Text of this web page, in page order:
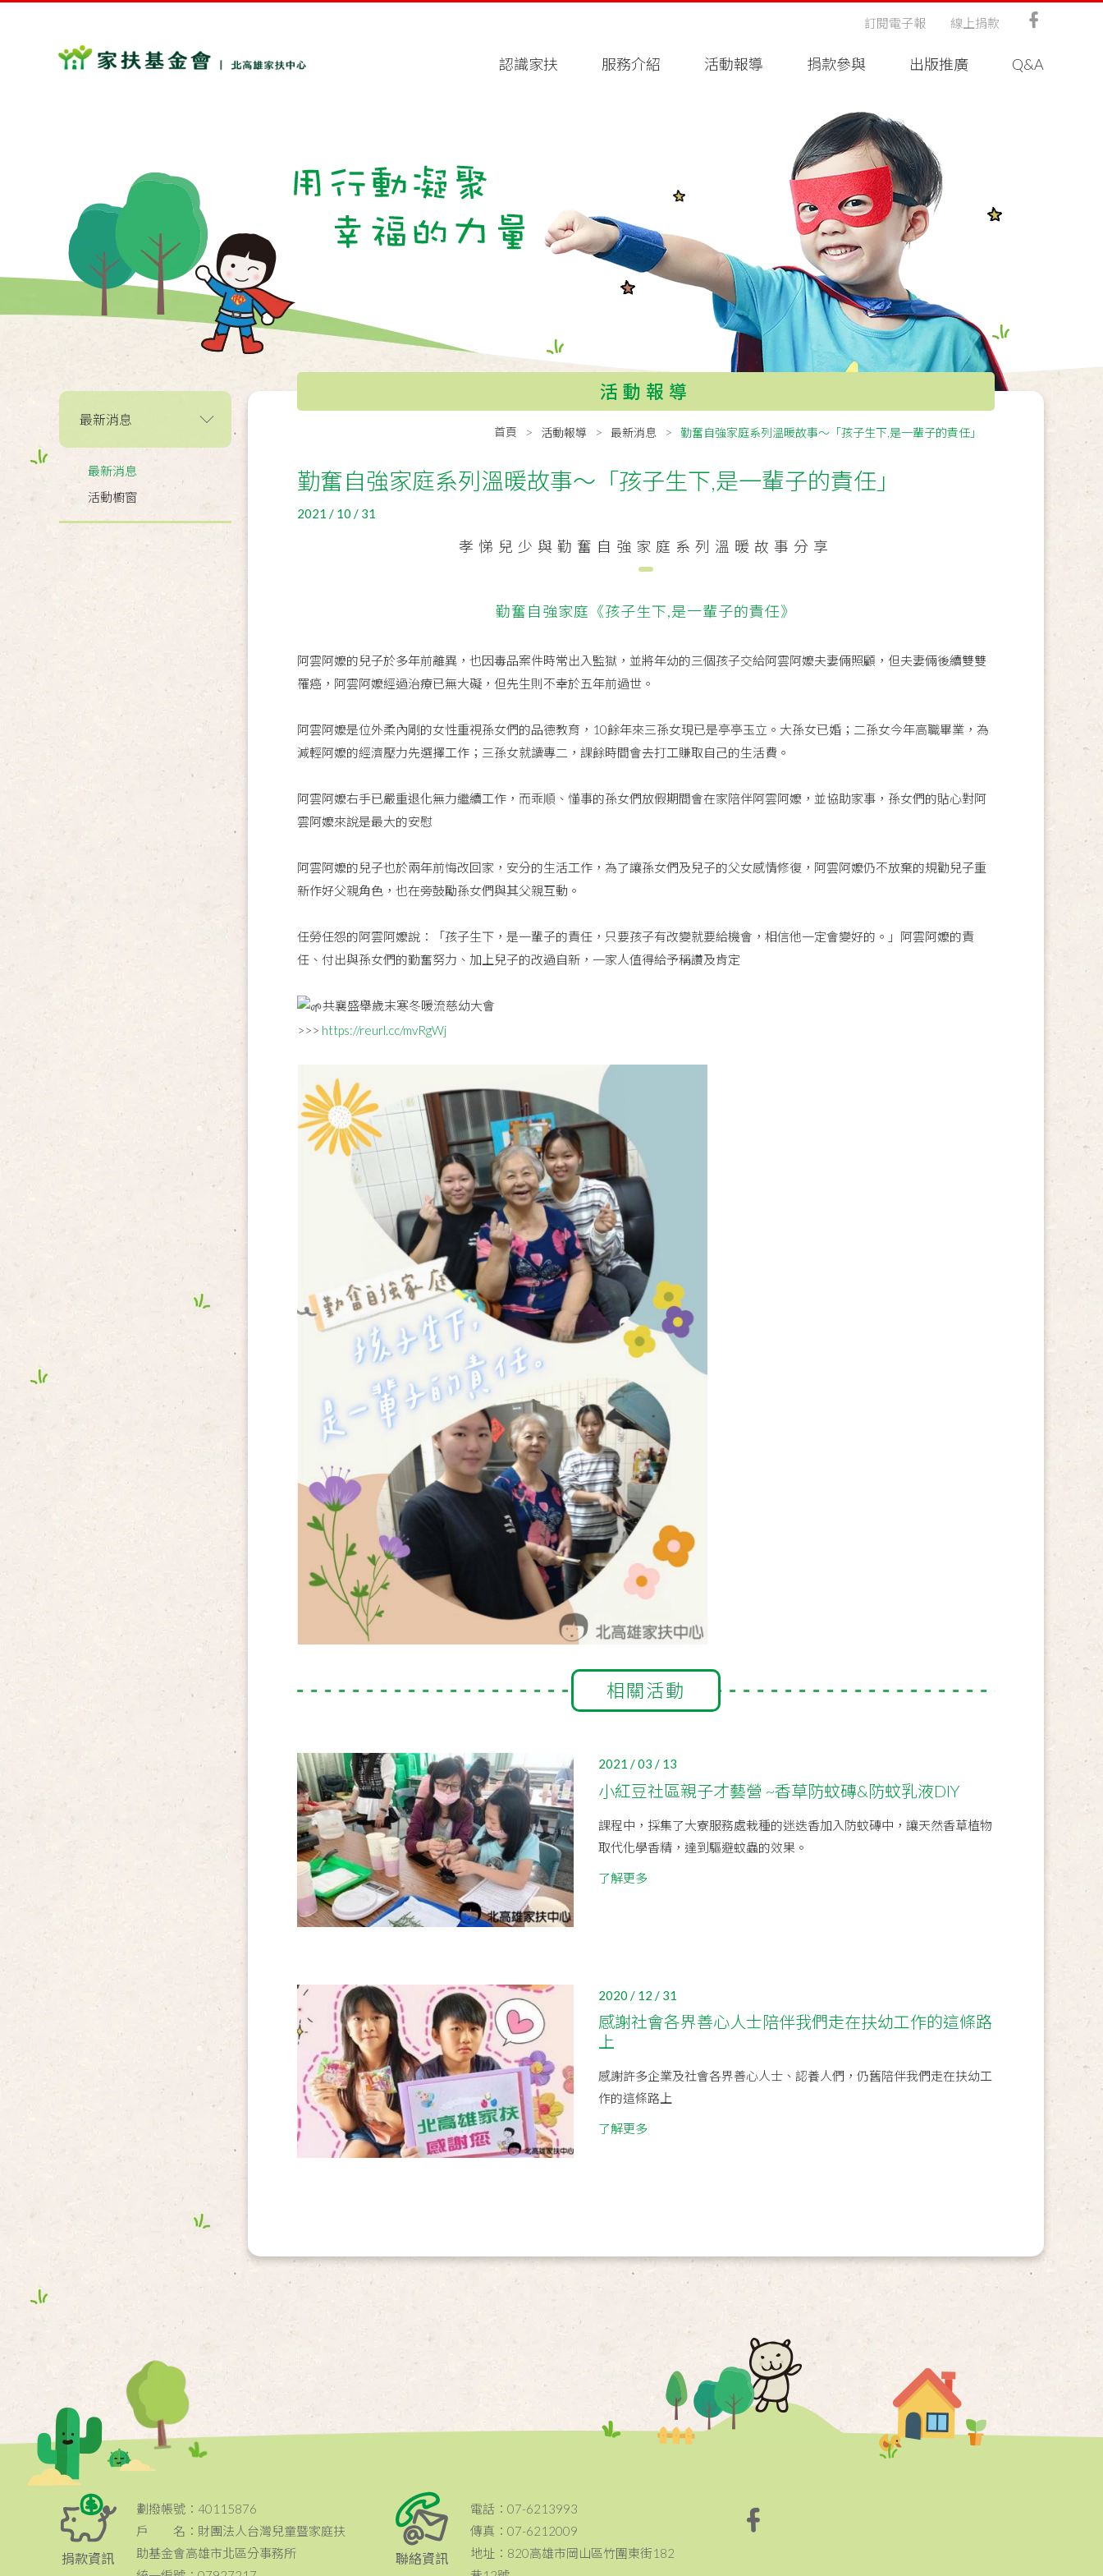
認識家扶 服務介紹 活動報導 捐款參與 出版推廣 Q&A
訂閱電子報 線上捐款
最新消息
最新消息
活動櫥窗
活動報導
首頁 活動報導 最新消息 勤奮自強家庭系列溫暖故事～「孩子生下,是一輩子的責任」
勤奮自強家庭系列溫暖故事～「孩子生下,是一輩子的責任」
2021 / 10 / 31
孝悌兒少與勤奮自強家庭系列溫暖故事分享
勤奮自強家庭《孩子生下,是一輩子的責任》
阿雲阿嬤的兒子於多年前離異，也因毒品案件時常出入監獄，並將年幼的三個孩子交給阿雲阿嬤夫妻倆照顧，但夫妻倆後續雙雙
罹癌，阿雲阿嬤經過治療已無大礙，但先生則不幸於五年前過世。
阿雲阿嬤是位外柔內剛的女性重視孫女們的品德教育，10餘年來三孫女現已是亭亭玉立。大孫女已婚；二孫女今年高職畢業，為
減輕阿嬤的經濟壓力先選擇工作；三孫女就讀專二，課餘時間會去打工賺取自己的生活費。
阿雲阿嬤右手已嚴重退化無力繼續工作，而乖順、懂事的孫女們放假期間會在家陪伴阿雲阿嬤，並協助家事，孫女們的貼心對阿
雲阿嬤來說是最大的安慰
阿雲阿嬤的兒子也於兩年前悔改回家，安分的生活工作，為了讓孫女們及兒子的父女感情修復，阿雲阿嬤仍不放棄的規勸兒子重
新作好父親角色，也在旁鼓勵孫女們與其父親互動。
任勞任怨的阿雲阿嬤說：「孩子生下，是一輩子的責任，只要孩子有改變就要給機會，相信他一定會變好的。」阿雲阿嬤的責
任、付出與孫女們的勤奮努力、加上兒子的改過自新，一家人值得給予稱讚及肯定
共襄盛舉歲末寒冬暖流慈幼大會
>>> https://reurl.cc/mvRgWj
相關活動
2021 / 03 / 13
小紅豆社區親子才藝營 ~香草防蚊磚&防蚊乳液DIY
課程中，採集了大寮服務處栽種的迷迭香加入防蚊磚中，讓天然香草植物
取代化學香精，達到驅避蚊蟲的效果。
了解更多
2020 / 12 / 31
感謝社會各界善心人士陪伴我們走在扶幼工作的這條路
上
感謝許多企業及社會各界善心人士、認養人們，仍舊陪伴我們走在扶幼工
作的這條路上
了解更多
捐款資訊
劃撥帳號：40115876
戶 名：財團法人台灣兒童暨家庭扶
助基金會高雄市北區分事務所
聯絡資訊
電話：07-6213993
傳真：07-6212009
地址：820高雄市岡山區竹圍東街182